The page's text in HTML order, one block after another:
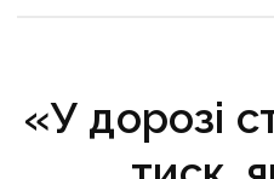
«У дорозі